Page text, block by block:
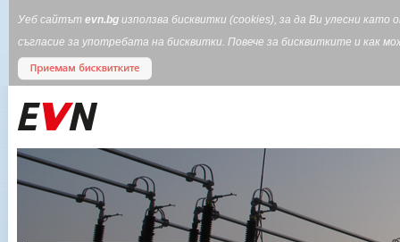
Уеб сайтът evn.bg използва бисквитки (cookies), за да Ви улесни
съгласие за употребата на бисквитки. Повече за бисквитките и